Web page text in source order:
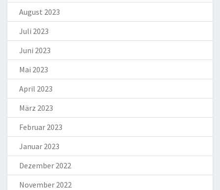
August 2023
Juli 2023
Juni 2023
Mai 2023
April 2023
März 2023
Februar 2023
Januar 2023
Dezember 2022
November 2022